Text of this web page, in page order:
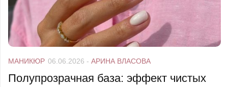
МАНИКЮР 06.06.2026 - АРИНА ВЛАСОВА
Полупрозрачная база: эффект чистых